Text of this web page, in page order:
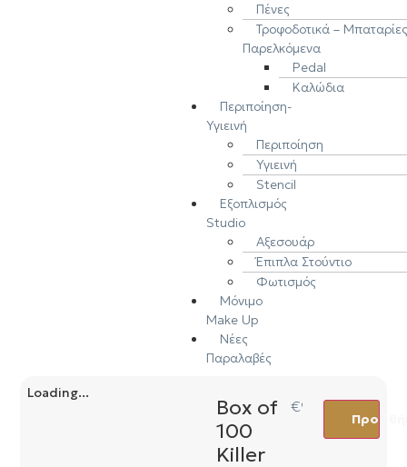
Πένες
Τροφοδοτικά –
Παρελκόμενα
Pedal
Καλώδια
Περιποίηση-
Υγιεινή
Περιποίηση
Υγιεινή
Stencil
Εξοπλισμός
Studio
Αξεσουάρ
Έπιπλα Στούντιο
Φωτισμός
Μόνιμο
Make Up
Νέες
Παραλαβές
Loading...
Box of
100
Killer
€9,00